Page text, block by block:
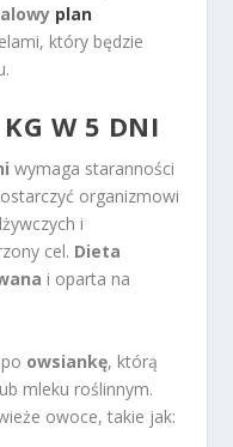
plan
który będzie
KG W 5 DNI
wymaga staranności
organizmowi
i
cel. Dieta
i oparta na
owsiankę, którą
mleku roślinnym.
owoce, takie jak: